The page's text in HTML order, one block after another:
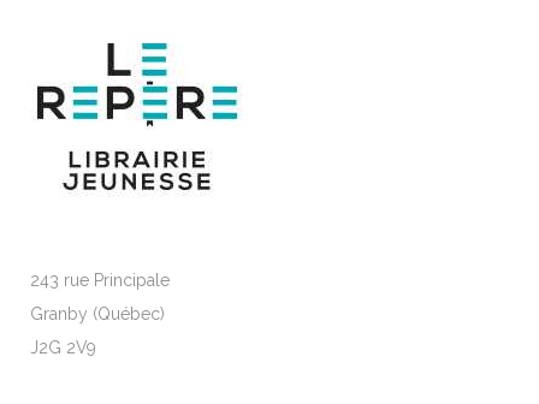
243 rue Principale
Granby (Québec)
J2G 2V9